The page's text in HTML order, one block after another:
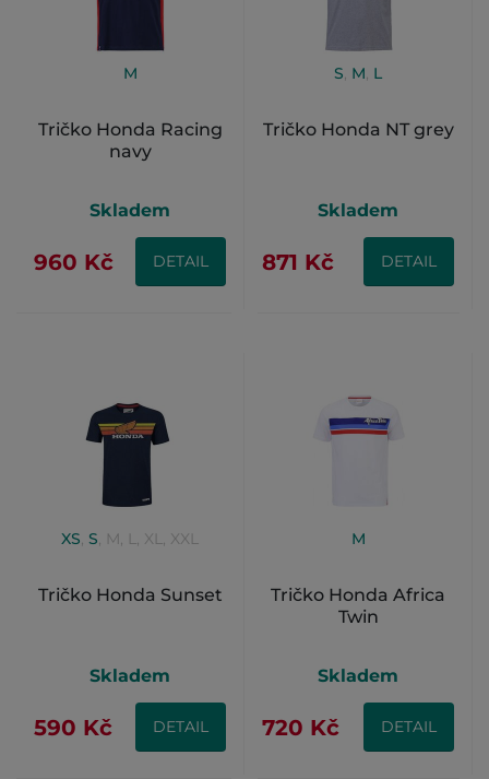
M
Tričko Honda Racing
navy
Skladem
960 Kč DETAIL
S, M, L
Tričko Honda NT grey
Skladem
871 Kč DETAIL
XS, S, M, L, XL, XXL
Tričko Honda Sunset
Skladem
590 Kč DETAIL
M
Tričko Honda Africa
Twin
Skladem
720 Kč DETAIL